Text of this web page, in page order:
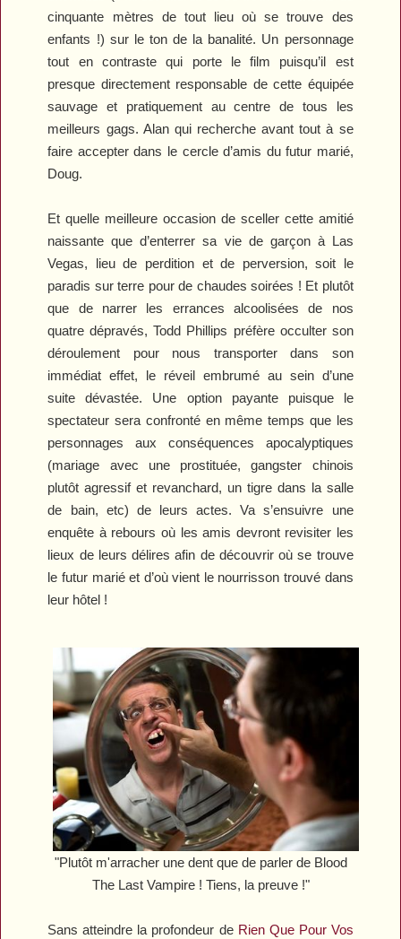
cinquante mètres de tout lieu où se trouve des
enfants !) sur le ton de la banalité. Un personnage
tout en contraste qui porte le film puisqu’il est
presque directement responsable de cette équipée
sauvage et pratiquement au centre de tous les
meilleurs gags. Alan qui recherche avant tout à se
faire accepter dans le cercle d’amis du futur marié,
Doug.
Et quelle meilleure occasion de sceller cette amitié
naissante que d’enterrer sa vie de garçon à Las
Vegas, lieu de perdition et de perversion, soit le
paradis sur terre pour de chaudes soirées ! Et plutôt
que de narrer les errances alcoolisées de nos
quatre dépravés, Todd Phillips préfère occulter son
déroulement pour nous transporter dans son
immédiat effet, le réveil embrumé au sein d’une
suite dévastée. Une option payante puisque le
spectateur sera confronté en même temps que les
personnages aux conséquences apocalyptiques
(mariage avec une prostituée, gangster chinois
plutôt agressif et revanchard, un tigre dans la salle
de bain, etc) de leurs actes. Va s’ensuivre une
enquête à rebours où les amis devront revisiter les
lieux de leurs délires afin de découvrir où se trouve
le futur marié et d’où vient le nourrisson trouvé dans
leur hôtel !
"Plutôt m'arracher une dent que de parler de Blood
The Last Vampire! Tiens, la preuve !"
Sans atteindre la profondeur de Rien Que Pour Vos